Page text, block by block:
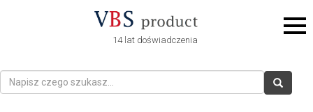
14 lat doświadczenia